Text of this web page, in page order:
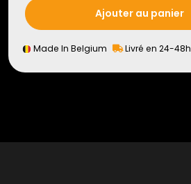
Ajouter au panier
Made In Belgium Livré en 24-48h